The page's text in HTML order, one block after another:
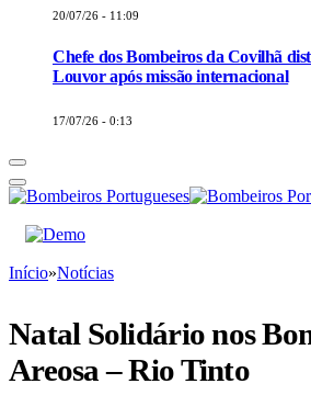
20/07/26 - 11:09
Chefe dos Bombeiros da Covilhã
Louvor após missão internacional
17/07/26 - 0:13
Início»Notícias
Natal Solidário nos
Areosa – Rio Tinto